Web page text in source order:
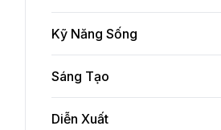
Kỹ Năng Sống
Sáng Tạo
Diễn Xuất